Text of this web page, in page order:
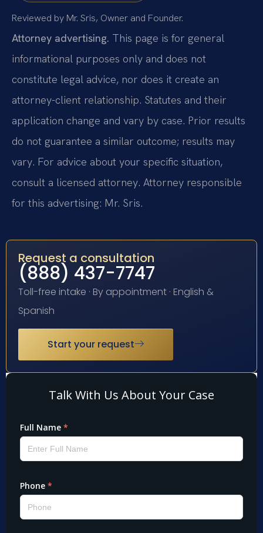
Reviewed by Mr. Sris, Owner and Founder.
Attorney advertising. This page is for general
informational purposes only and does not
constitute legal advice, nor does it create an
attorney-client relationship. Statutes and their
application change and vary by case. Prior results
do not guarantee a similar outcome; results may
vary. For advice about your specific situation,
consult a licensed attorney. Attorney responsible
for this advertising: Mr. Sris.
Request a consultation
(888) 437-7747
Toll-free intake · By appointment · English &
Spanish
Start your request